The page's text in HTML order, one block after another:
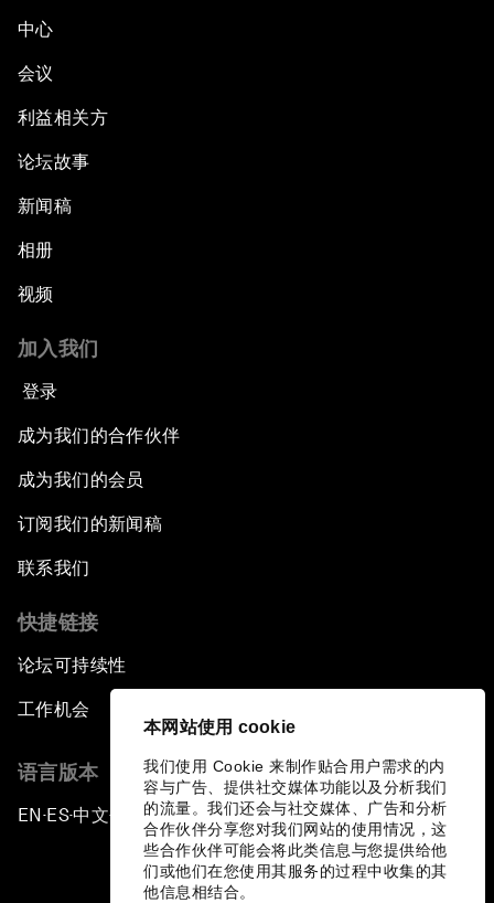
本网站使用 cookie
我们使用 Cookie 来制作贴合用户需求的内
容与广告、提供社交媒体功能以及分析我们
的流量。我们还会与社交媒体、广告和分析
合作伙伴分享您对我们网站的使用情况，这
些合作伙伴可能会将此类信息与您提供给他
们或他们在您使用其服务的过程中收集的其
他信息相结合。
中心
会议
利益相关方
论坛故事
新闻稿
相册
视频
加入我们
登录
成为我们的合作伙伴
成为我们的会员
订阅我们的新闻稿
联系我们
快捷链接
论坛可持续性
工作机会
语言版本
EN ▪ ES▪中文▪ 日本語